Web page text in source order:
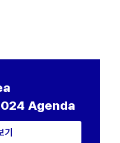
Agenda